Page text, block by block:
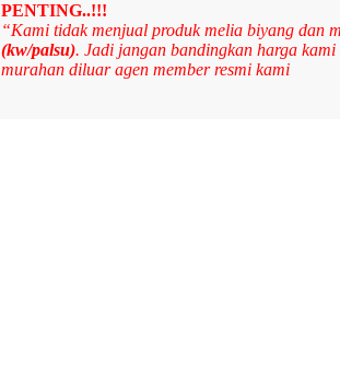
PENTING..!!!
“Kami tidak menjual produk melia biyang dan
(kw/palsu). Jadi jangan bandingkan harga kami
murahan diluar agen member resmi kami